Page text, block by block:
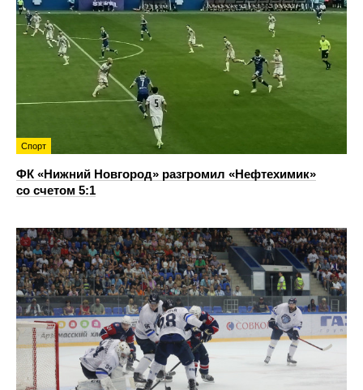
Спорт
ФК «Нижний Новгород» разгромил «Нефтехимик»
со счетом 5:1